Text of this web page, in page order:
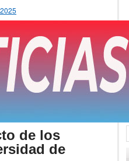
de los
de